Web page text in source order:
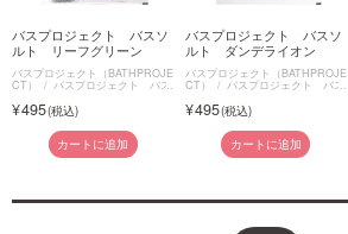
バスプロジェクト バスソ
ルト リーフグリーン
バスプロジェクト（BATHPROJE
CT） バスプロジェクト バス
495
カートに追加
バスプロジェクト バスソ
ルト ダンデライオン
バスプロジェクト（BATHPROJE
CT） バスプロジェクト バス
495
カートに追加